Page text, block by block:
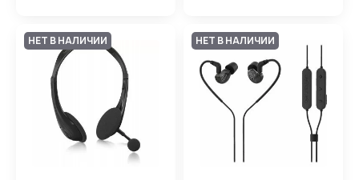
НЕТ В НАЛИЧИИ НЕТ В НАЛИЧИИ